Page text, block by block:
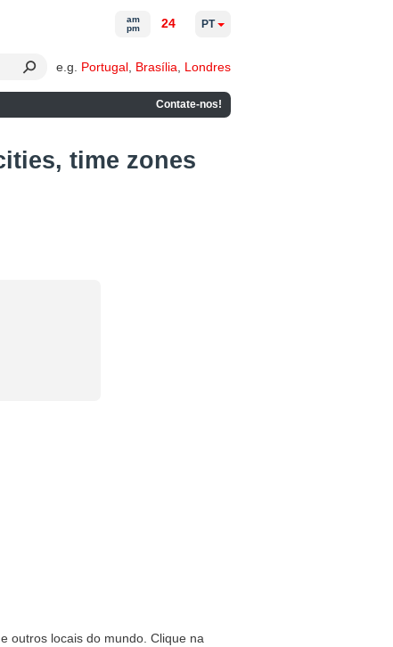
e.g. Portugal Brasília Londres
Contate-nos!
am
pm
24 PT
time zones
outros locais do mundo. Clique na